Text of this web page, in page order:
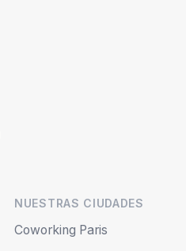
NUESTRAS CIUDADES
Coworking Paris